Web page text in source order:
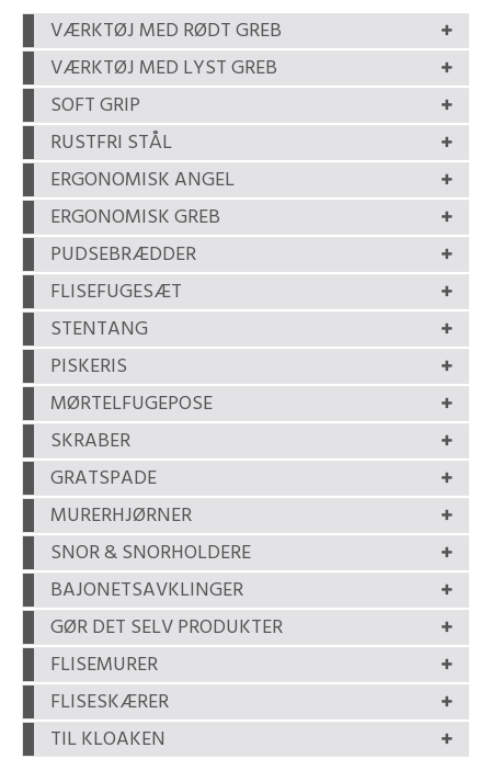
VÆRKTØJ MED RØDT GREB
VÆRKTØJ MED LYST GREB
SOFT GRIP
RUSTFRI STÅL
ERGONOMISK ANGEL
ERGONOMISK GREB
PUDSEBRÆDDER
FLISEFUGESÆT
STENTANG
PISKERIS
MØRTELFUGEPOSE
SKRABER
GRATSPADE
MURERHJØRNER
SNOR & SNORHOLDERE
BAJONETSAVKLINGER
GØR DET SELV PRODUKTER
FLISEMURER
FLISESKÆRER
TIL KLOAKEN